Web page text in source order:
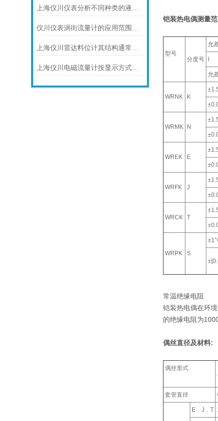
上海仪川仪表分析不同种类的液位变送器
仪川仪表涡街流量计的应用范围主要包括以下几个方面
上海仪川雷达料位计其结构通常由以下部分组成
上海仪川电磁流量计按显示方式分类
铠装热电偶测量
型号
分度号
允
允
WRNK K
WRMK N
WREK E
WRFK J
WRCK T
WRPK S
常温绝缘电阻
铠装热电偶在环
的绝缘电阻为
偶丝直径及材料:
偶丝形式
套管直径
E﹑J﹑T